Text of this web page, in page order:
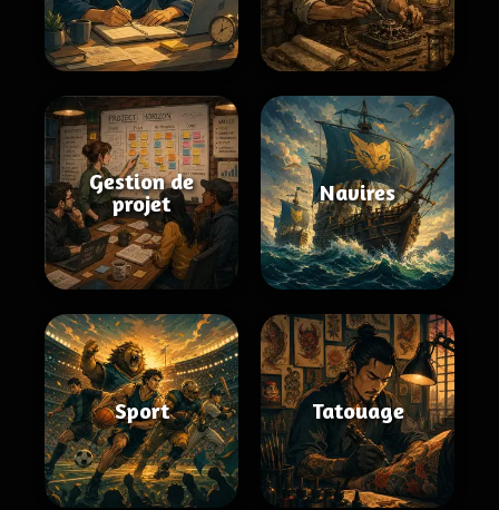
Gestion de
projet
Navires
Sport Tatouage